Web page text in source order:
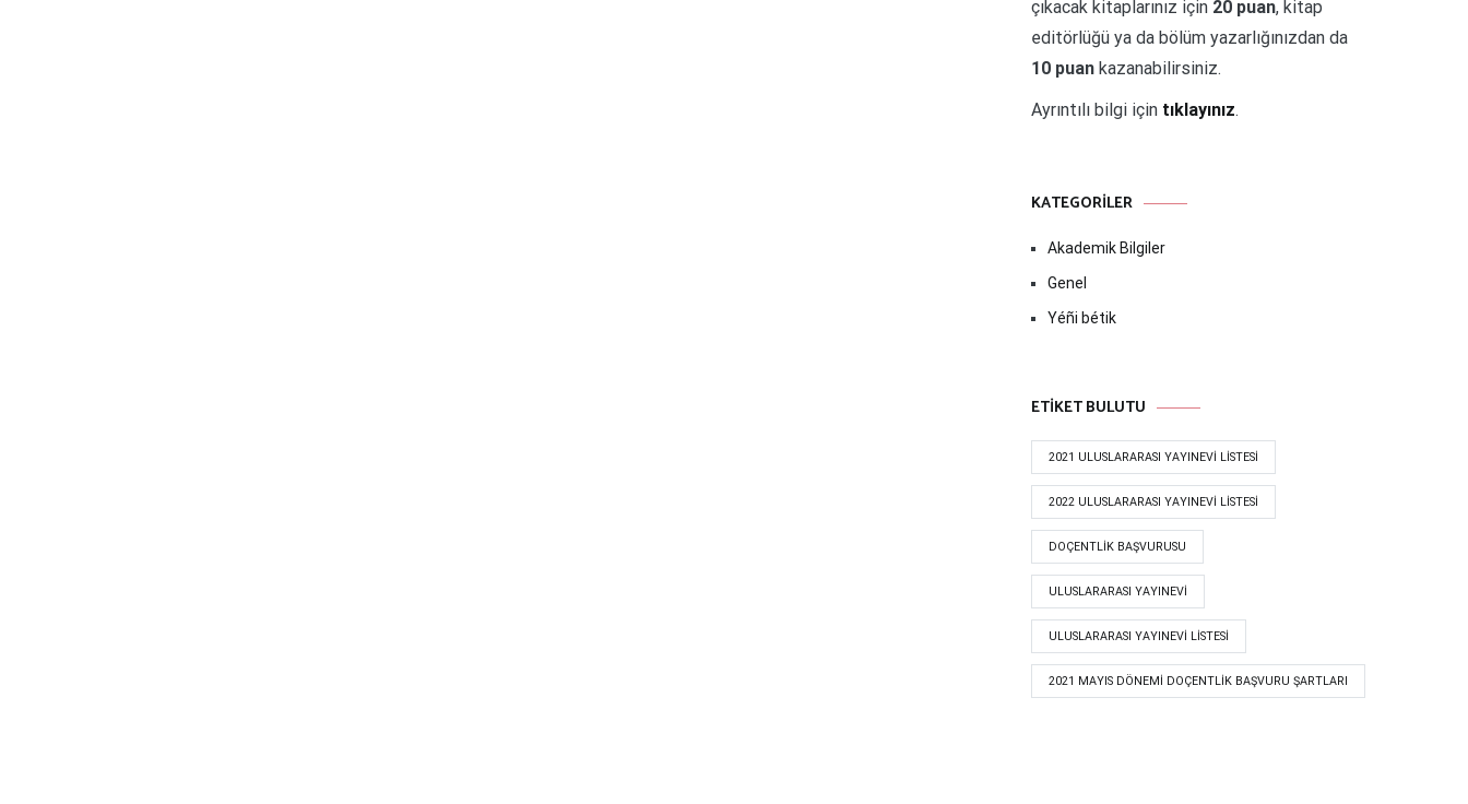
çıkacak kitaplarınız için 20 puan, kitap
editörlüğü ya da bölüm yazarlığınızdan da
10 puan kazanabilirsiniz.
Ayrıntılı bilgi için tıklayınız.
KATEGORILER
Akademik Bilgiler
Genel
Yéñi bétik
ETIKET BULUTU
2021 ULUSLARARASI YAYINEVI LISTESI
2022 ULUSLARARASI YAYINEVI LISTESI
DOÇENTLIK BAŞVURUSU
ULUSLARARASI YAYINEVI
ULUSLARARASI YAYINEVI LISTESI
​​​​​​​​​​​​​2021 MAYIS DÖNEMI DOÇENTLIK BAŞVURU ŞARTLARI